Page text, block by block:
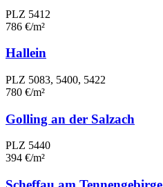
PLZ 5412
786 €/m²
Hallein
PLZ 5083, 5400, 5422
780 €/m²
Golling an der Salzach
PLZ 5440
394 €/m²